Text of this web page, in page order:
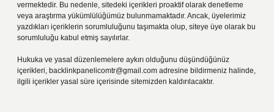
vermektedir. Bu nedenle, sitedeki içerikleri proaktif olarak denetleme
veya araştırma yükümlülüğümüz bulunmamaktadır. Ancak, üyelerimiz
yazdıkları içeriklerin sorumluluğunu taşımakta olup, siteye üye olarak bu
sorumluluğu kabul etmiş sayılırlar.
Hukuka ve yasal düzenlemelere aykırı olduğunu düşündüğünüz
içerikleri, backlinkpanelicomtr@gmail.com adresine bildirmeniz halinde,
ilgili içerikler yasal süre içerisinde sitemizden kaldırılacaktır.